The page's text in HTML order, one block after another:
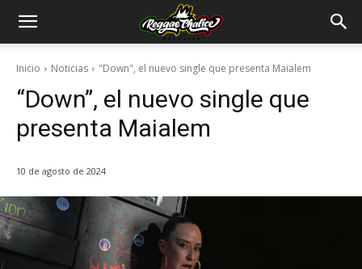
Inicio Noticias "Down", el nuevo single que presenta Maialem
“Down”, el nuevo single que
presenta Maialem
10 de agosto de 2024